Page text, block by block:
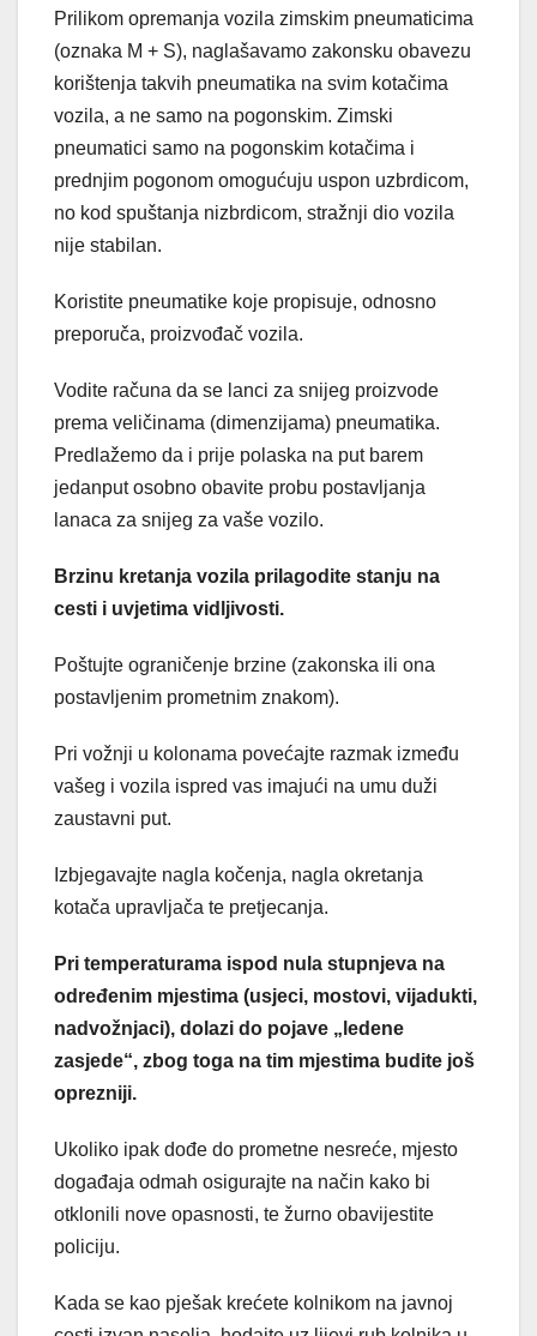
Prilikom opremanja vozila zimskim pneumaticima
(oznaka M + S), naglašavamo zakonsku obavezu
korištenja takvih pneumatika na svim kotačima
vozila, a ne samo na pogonskim. Zimski
pneumatici samo na pogonskim kotačima i
prednjim pogonom omogućuju uspon uzbrdicom,
no kod spuštanja nizbrdicom, stražnji dio vozila
nije stabilan.
Koristite pneumatike koje propisuje, odnosno
preporuča, proizvođač vozila.
Vodite računa da se lanci za snijeg proizvode
prema veličinama (dimenzijama) pneumatika.
Predlažemo da i prije polaska na put barem
jedanput osobno obavite probu postavljanja
lanaca za snijeg za vaše vozilo.
Brzinu kretanja vozila prilagodite stanju na
cesti i uvjetima vidljivosti.
Poštujte ograničenje brzine (zakonska ili ona
postavljenim prometnim znakom).
Pri vožnji u kolonama povećajte razmak između
vašeg i vozila ispred vas imajući na umu duži
zaustavni put.
Izbjegavajte nagla kočenja, nagla okretanja
kotača upravljača te pretjecanja.
Pri temperaturama ispod nula stupnjeva na
određenim mjestima (usjeci, mostovi, vijadukti,
nadvožnjaci), dolazi do pojave „ledene
zasjede“, zbog toga na tim mjestima budite još
oprezniji.
Ukoliko ipak dođe do prometne nesreće, mjesto
događaja odmah osigurajte na način kako bi
otklonili nove opasnosti, te žurno obavijestite
policiju.
Kada se kao pješak krećete kolnikom na javnoj